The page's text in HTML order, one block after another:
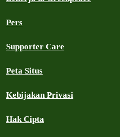
Pers
Supporter Care
Peta Situs
Kebijakan Privasi
Hak Cipta